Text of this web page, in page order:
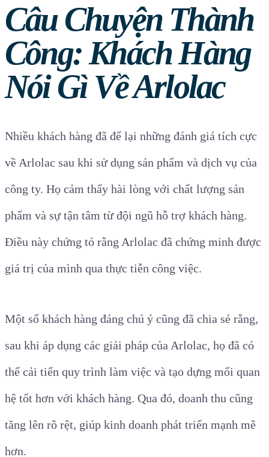
Câu Chuyện Thành
Công: Khách Hàng
Nói Gì Về Arlolac
Nhiều khách hàng đã để lại những đánh giá tích cực
về Arlolac sau khi sử dụng sản phẩm và dịch vụ của
công ty. Họ cảm thấy hài lòng với chất lượng sản
phẩm và sự tận tâm từ đội ngũ hỗ trợ khách hàng.
Điều này chứng tỏ rằng Arlolac đã chứng minh được
giá trị của mình qua thực tiễn công việc.
Một số khách hàng đáng chú ý cũng đã chia sẻ rằng,
sau khi áp dụng các giải pháp của Arlolac, họ đã có
thể cải tiến quy trình làm việc và tạo dựng mối quan
hệ tốt hơn với khách hàng. Qua đó, doanh thu cũng
tăng lên rõ rệt, giúp kinh doanh phát triển mạnh mẽ
hơn.